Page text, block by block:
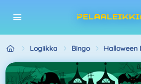
Logiikka Bingo Halloween